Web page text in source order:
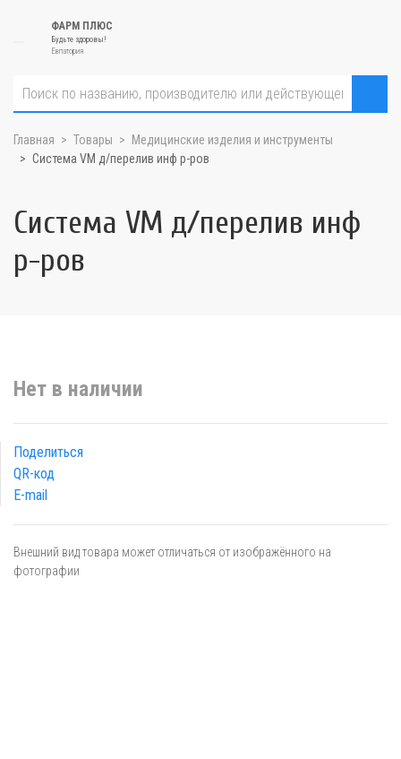
ФАРМ ПЛЮС
Будьте здоровы!
Евпатория
Главная Товары
Медицинские изделия и инструменты
Система VM д/перелив инф р-ров
Система VM д/перелив инф
р-ров
Нет в наличии
Поделиться
QR-код
E-mail
Внешний вид товара может отличаться от изображённого на
фотографии